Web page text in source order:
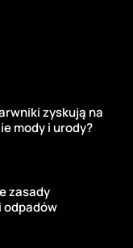
zyskują na
mody i urody?
zasady